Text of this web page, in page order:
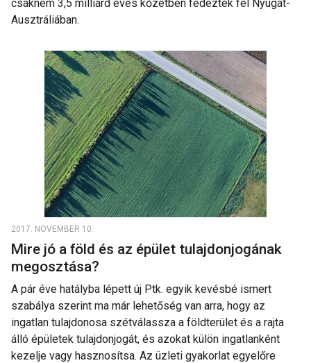
csaknem 3,5 milliárd éves kőzetben fedeztek fel Nyugat-
Ausztráliában.
2017. NOVEMBER 10.
Mire jó a föld és az épület tulajdonjogának
megosztása?
A pár éve hatályba lépett új Ptk. egyik kevésbé ismert
szabálya szerint ma már lehetőség van arra, hogy az
ingatlan tulajdonosa szétválassza a földterület és a rajta
álló épületek tulajdonjogát, és azokat külön ingatlanként
kezelje vagy hasznosítsa. Az üzleti gyakorlat egyelőre